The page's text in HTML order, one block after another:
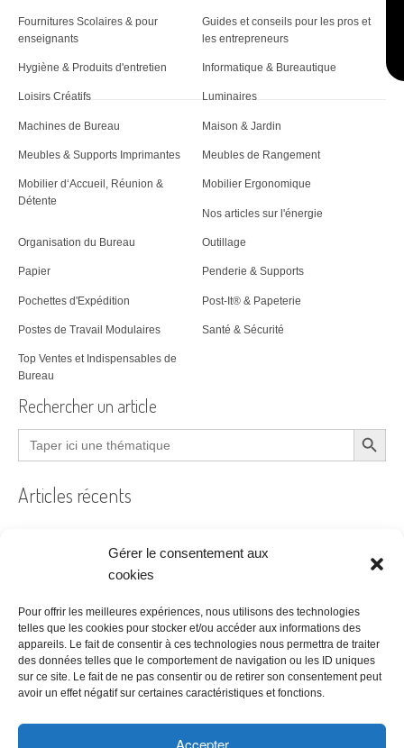
Gérer le consentement aux
cookies
Pour offrir les meilleures expériences, nous utilisons des technologies
telles que les cookies pour stocker et/ou accéder aux informations des
appareils. Le fait de consentir à ces technologies nous permettra de traiter
des données telles que le comportement de navigation ou les ID uniques
sur ce site. Le fait de ne pas consentir ou de retirer son consentement peut
avoir un effet négatif sur certaines caractéristiques et fonctions.
Accepter
Fournitures Scolaires & pour
enseignants
Guides et conseils pour les pros et
les entrepreneurs
Hygiène & Produits d'entretien Informatique & Bureautique
Loisirs Créatifs Luminaires
Machines de Bureau Maison & Jardin
Meubles & Supports Imprimantes Meubles de Rangement
Mobilier d‘Accueil, Réunion &
Détente
Mobilier Ergonomique
Nos articles sur l'énergie
Organisation du Bureau Outillage
Papier Penderie & Supports
Pochettes d'Expédition Post-It® & Papeterie
Postes de Travail Modulaires Santé & Sécurité
Top Ventes et Indispensables de
Bureau
Rechercher un article
Search
for:
Search Button
Articles récents
Filtre à air encrassé au bureau : le guide pratique
Acheter ses bureaux, faut-il encore y penser ?
Les étapes à suivre pour la création d’une entreprise
Bien choisir son logiciel de comptabilité